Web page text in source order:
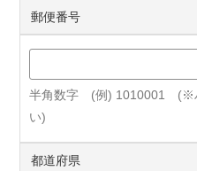
郵便番号
半角数字 (例) 1010001 (※
い)
都道府県